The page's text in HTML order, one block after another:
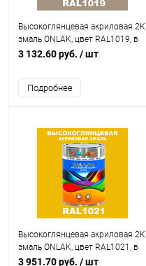
Высокоглянцевая акриловая 2К
эмаль ONLAK, цвет RAL1019, в
комплекте с отвердителем
3 132.60 руб. / шт
Подробнее
Высокоглянцевая акриловая 2К
эмаль ONLAK, цвет RAL1021, в
комплекте с отвердителем
3 951.70 руб. / шт